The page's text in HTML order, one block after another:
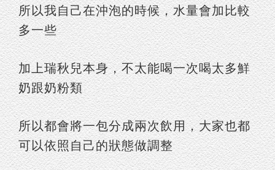
所以我自己在沖泡的時候，水量會加比較
多一些
加上瑞秋兒本身，不太能喝一次喝太多鮮
奶跟奶粉類
所以都會將一包分成兩次飲用，大家也都
可以依照自己的狀態做調整